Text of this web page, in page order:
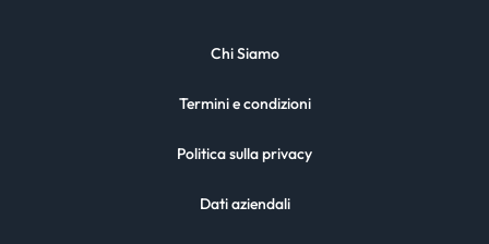
Chi Siamo
Termini e condizioni
Politica sulla privacy
Dati aziendali